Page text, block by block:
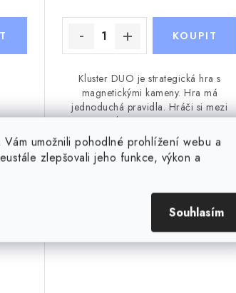
umožnili pohodlné prohlížení webu a
zlepšovali jeho funkce, výkon a
Souhlasím
Kluster DUO je strategická hra s
magnetickými kameny. Hra má
jednoduchá pravidla. Hráči si mezi
sebe rovnoměrně...
Rummikub výročí 75 let